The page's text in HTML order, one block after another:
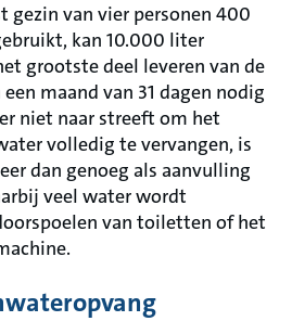
gezin van vier personen 400
kan 10.000 liter
grootste deel leveren van de
maand van 31 dagen nodig
niet naar streeft om het
volledig te vervangen, is
dan genoeg als aanvulling
veel water wordt
van toiletten of het